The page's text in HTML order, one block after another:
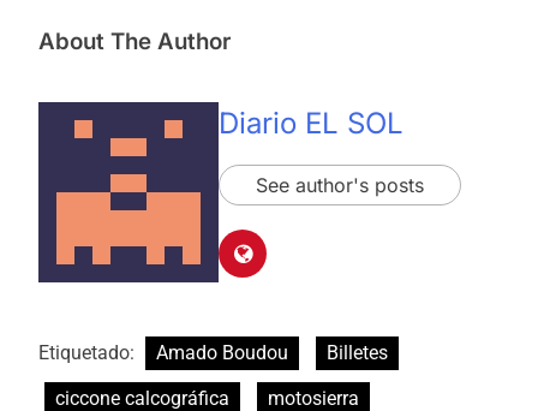
About The Author
Diario EL SOL
See author's posts
Etiquetado: Amado Boudou
Billetes
ciccone calcográfica
motosierra